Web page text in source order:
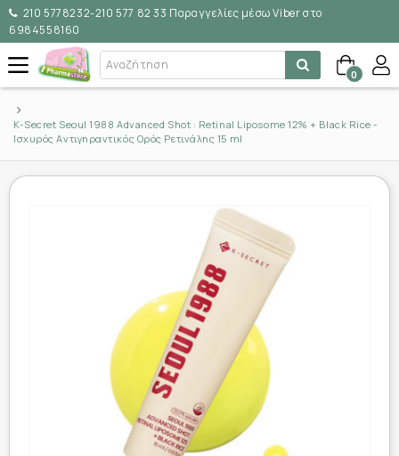
210 5778232-210 577 82 33 Παραγγελίες μέσω Viber στο
6984558160
0
K-Secret Seoul 1988 Advanced Shot : Retinal Liposome 12% + Black Rice -
Ισχυρός Αντιγηραντικός Ορός Ρετινάλης 15 ml